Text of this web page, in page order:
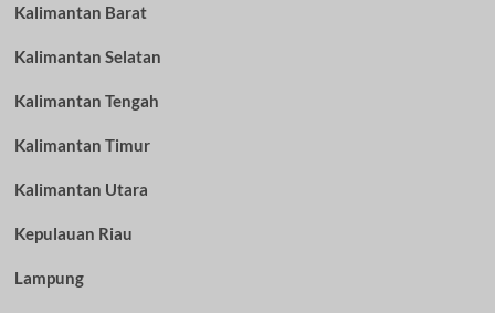
Kalimantan Barat
Kalimantan Selatan
Kalimantan Tengah
Kalimantan Timur
Kalimantan Utara
Kepulauan Riau
Lampung